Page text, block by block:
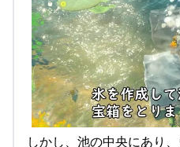
しかし、池の中央にあり